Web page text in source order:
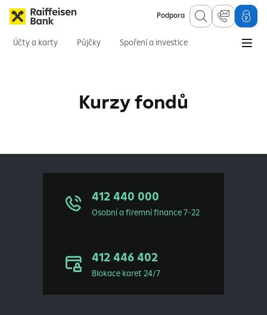
Podpora
Účty a karty Půjčky
Spoření a investice
Kurzy fondů
412 440 000
Osobní a firemní finance 7-22
412 446 402
Blokace karet 24/7